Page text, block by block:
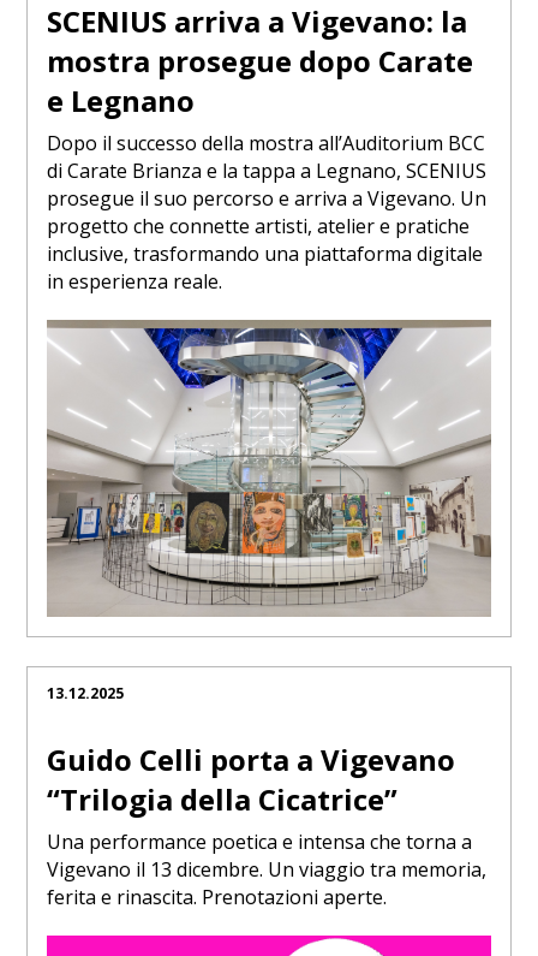
SCENIUS arriva a Vigevano: la
mostra prosegue dopo Carate
e Legnano
Dopo il successo della mostra all’Auditorium BCC
di Carate Brianza e la tappa a Legnano, SCENIUS
prosegue il suo percorso e arriva a Vigevano. Un
progetto che connette artisti, atelier e pratiche
inclusive, trasformando una piattaforma digitale
in esperienza reale.
13.12.2025
Guido Celli porta a Vigevano
“Trilogia della Cicatrice”
Una performance poetica e intensa che torna a
Vigevano il 13 dicembre. Un viaggio tra memoria,
ferita e rinascita. Prenotazioni aperte.